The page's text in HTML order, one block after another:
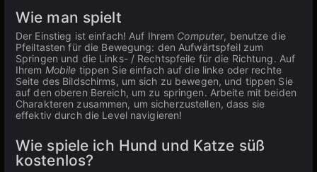
Wie man spielt
Der Einstieg ist einfach! Auf Ihrem Computer, benutze die
Pfeiltasten für die Bewegung: den Aufwärtspfeil zum
Springen und die Links- / Rechtspfeile für die Richtung. Auf
Ihrem Mobile tippen Sie einfach auf die linke oder rechte
Seite des Bildschirms, um sich zu bewegen, und tippen Sie
auf den oberen Bereich, um zu springen. Arbeite mit beiden
Charakteren zusammen, um sicherzustellen, dass sie
effektiv durch die Level navigieren!
Wie spiele ich Hund und Katze süß
kostenlos?